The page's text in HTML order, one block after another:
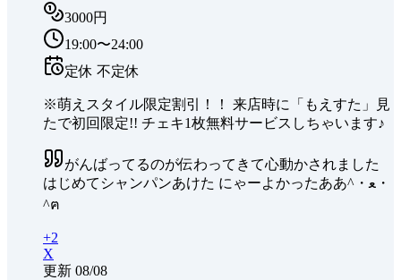
3000円
19:00〜24:00
定休 不定休
※萌えスタイル限定割引！！ 来店時に「もえすた」見
たで初回限定!! チェキ1枚無料サービスしちゃいます♪
がんばってるのが伝わってきて心動かされました
はじめてシャンパンあけた にゃーよかったああ^・ﻌ・
^ฅ
+2
X
更新 08/08